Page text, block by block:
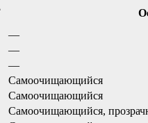
—
—
—
Самоочищающийся
Самоочищающийся
Самоочищающийся,